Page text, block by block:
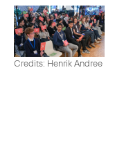
Credits: Henrik Andree